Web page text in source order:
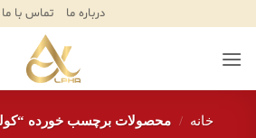
Content
درباره ما تماس با ما
خانه / محصولات برچسب خورده